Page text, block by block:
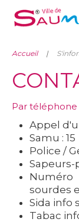
Accueil
Par téléphone
Appel
Samu : 15
Police /
Sapeurs-
sourdes
Sida info
Tabac